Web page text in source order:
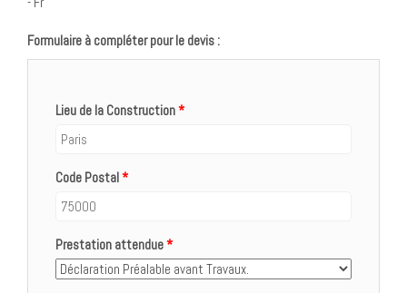
Formulaire à compléter pour le devis :
Lieu de la Construction*
Code Postal*
Prestation attendue*